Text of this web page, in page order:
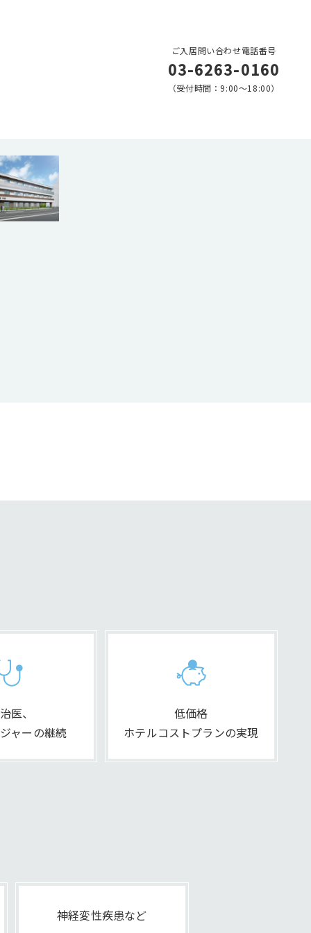
ご入居問い合わせ電話番号
03-6263-0160
（受付時間：9:00〜18:00）
医、
ャーの継続
低価格
ホテルコストプランの実現
神経変性疾患など